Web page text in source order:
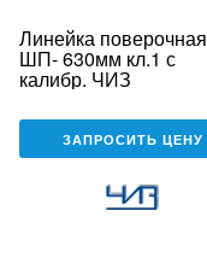
Линейка поверочная
ШП- 630мм кл.1 с
калибр. ЧИЗ
ЗАПРОСИТЬ ЦЕНУ